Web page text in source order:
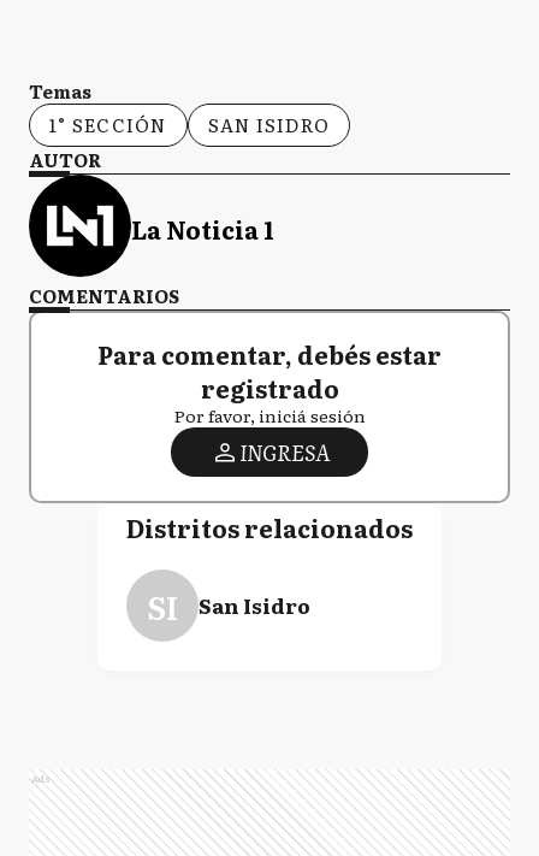
Temas
1° SECCIÓN
SAN ISIDRO
AUTOR
La Noticia 1
COMENTARIOS
Para comentar, debés estar
registrado
Por favor, iniciá sesión
INGRESA
Distritos relacionados
SI San Isidro
Ads